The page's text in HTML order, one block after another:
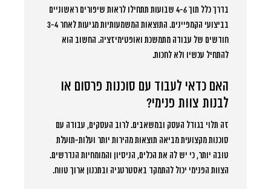
בדרך כלל תוך 4-6 שבועות תתחילו לראות שיפורים ראשוניים
בביצועי הקמפיינים. התוצאות המשמעותיות מגיעות לאחר 3-4
חודשים של עבודה מתמשכת ואופטימיזציה. החשוב הוא
להתחיל עכשיו ולא לחכות.
האם כדאי לעבוד עם סוכנות פרסום או
לבנות צוות פנימי?
זה תלוי בגודל העסק ובמשאבים. לרוב העסקים, עבודה עם
סוכנות מקצועית מביאה תוצאות מהירות יותר ועלות-תועלת
טובה יותר, כי יש לה את הכלים, הניסיון והמומחיות הנדרשים.
הצוות הפנימי יכול להתמקד באסטרטגיה ובתכנון ארוך טווח.